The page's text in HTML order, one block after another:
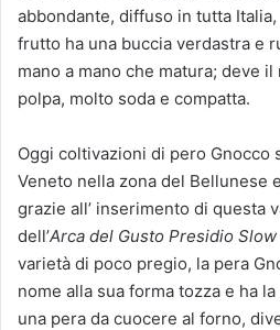
abbondante, diffuso in tutta
frutto ha una buccia verdastra e
mano a mano che matura; deve il
polpa, molto soda e compatta.
Oggi coltivazioni di pero Gnocco
Veneto nella zona del Bellunese
grazie all’ inserimento di questa
dell’Arca del Gusto Presidio Slow
varietà di poco pregio, la pera
nome alla sua forma tozza e ha
una pera da cuocere al forno,